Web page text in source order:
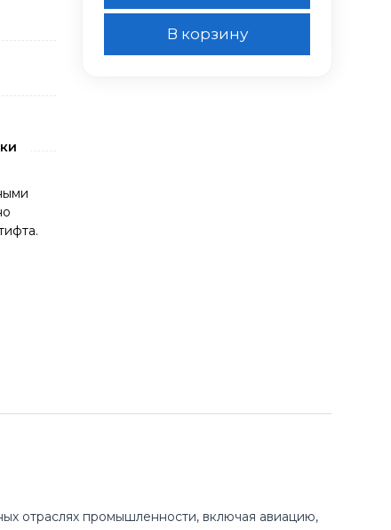
В корзину
отраслях промышленности, включая авиацию,